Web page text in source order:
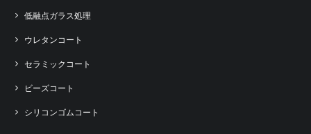
低融点ガラス処理
ウレタンコート
セラミックコート
ビーズコート
シリコンゴムコート